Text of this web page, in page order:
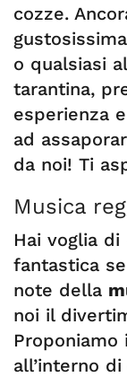
cozze.
o qualsiasi
tarantina,
esperienza
ad
da noi! Ti
Musica
Hai voglia
fantastica
note della
noi il
Proponiamo
all’interno